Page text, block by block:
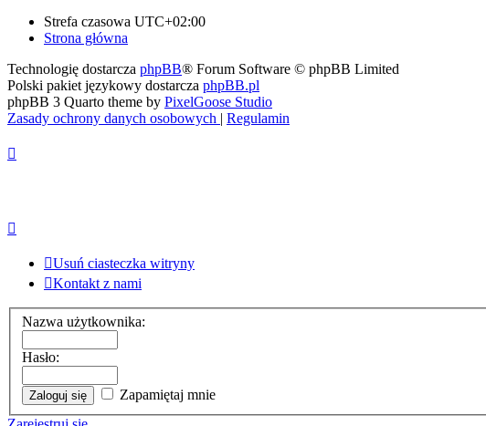
Strefa czasowa UTC+02:00
Strona główna
Technologię dostarcza phpBB® Forum Software © phpBB Limited
Polski pakiet językowy dostarcza phpBB.pl
phpBB 3 Quarto theme by PixelGoose Studio
Zasady ochrony danych osobowych | Regulamin
Usuń ciasteczka witryny
Kontakt z nami
Nazwa użytkownika:
Hasło:
Zapamiętaj mnie